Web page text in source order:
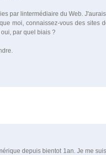
par lintermédiaire du Web.
moi, connaissez-vous des sites
par quel biais ?
depuis bientot 1an. Je me